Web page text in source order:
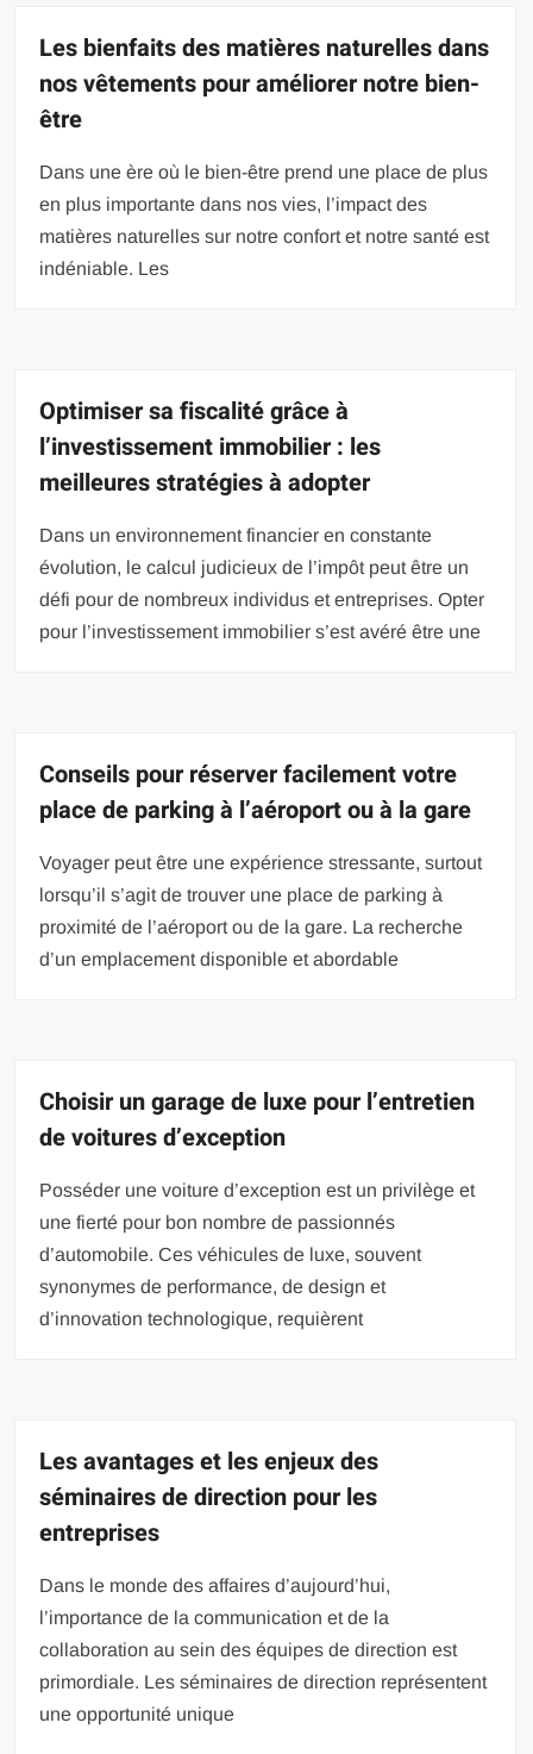
Les bienfaits des matières naturelles dans
nos vêtements pour améliorer notre bien-
être
Dans une ère où le bien-être prend une place de plus
en plus importante dans nos vies, l’impact des
matières naturelles sur notre confort et notre santé est
indéniable. Les
Optimiser sa fiscalité grâce à
l’investissement immobilier : les
meilleures stratégies à adopter
Dans un environnement financier en constante
évolution, le calcul judicieux de l’impôt peut être un
défi pour de nombreux individus et entreprises. Opter
pour l’investissement immobilier s’est avéré être une
Conseils pour réserver facilement votre
place de parking à l’aéroport ou à la gare
Voyager peut être une expérience stressante, surtout
lorsqu’il s’agit de trouver une place de parking à
proximité de l’aéroport ou de la gare. La recherche
d’un emplacement disponible et abordable
Choisir un garage de luxe pour l’entretien
de voitures d’exception
Posséder une voiture d’exception est un privilège et
une fierté pour bon nombre de passionnés
d’automobile. Ces véhicules de luxe, souvent
synonymes de performance, de design et
d’innovation technologique, requièrent
Les avantages et les enjeux des
séminaires de direction pour les
entreprises
Dans le monde des affaires d’aujourd’hui,
l’importance de la communication et de la
collaboration au sein des équipes de direction est
primordiale. Les séminaires de direction représentent
une opportunité unique